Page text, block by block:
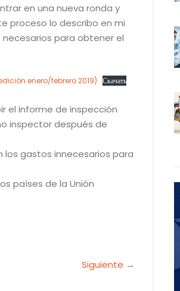
en una nueva ronda y
proceso lo describo en mi
necesarios para obtener el
enero/febrero 2019) Скачать
el informe de inspección
inspector después de
los gastos innecesarios para
países de la Unión
Siguiente →